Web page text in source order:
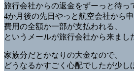
旅行会社からの返金をずーっと待っ
4か月後の先日やっと航空会社から
費用の全額か一部が支払われる、
というメールが旅行会社から来まし
家族分だとかなりの大金なので、
どうなるかすごく心配でしたが少し